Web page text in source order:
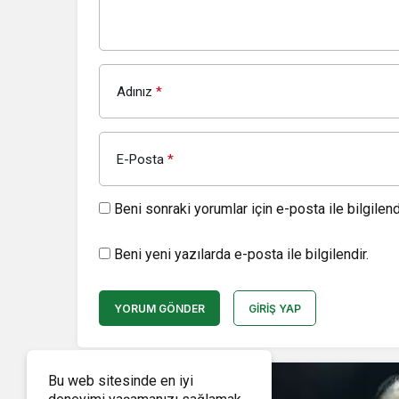
Adınız *
E-Posta *
Beni sonraki yorumlar için e-posta ile
Beni yeni yazılarda e-posta ile bilgilendir.
YORUM GÖNDER GIRIŞ YAP
Bu web sitesinde en iyi